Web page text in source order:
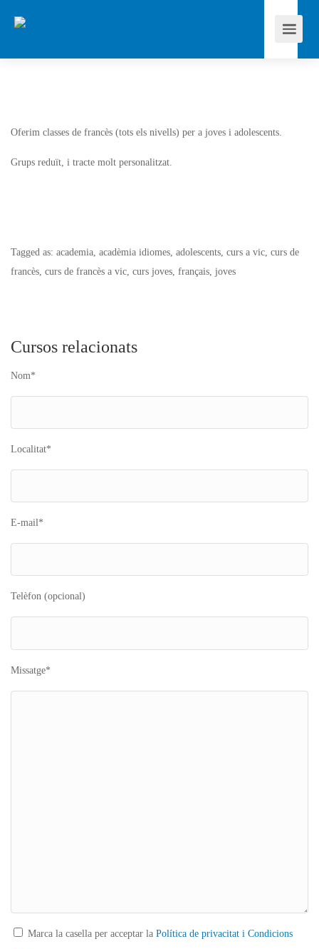
Oferim classes de francès (tots els nivells) per a joves i adolescents.
Grups reduït, i tracte molt personalitzat.
Tagged as: academia, acadèmia idiomes, adolescents, curs a vic, curs de
francès, curs de francès a vic, curs joves, français, joves
Cursos relacionats
Nom*
Localitat*
E-mail*
Telèfon (opcional)
Missatge*
Marca la casella per acceptar la Política de privacitat i Condicions